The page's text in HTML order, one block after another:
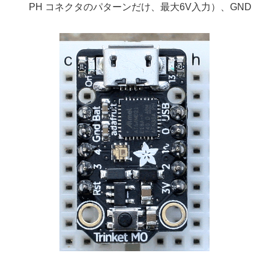
PH コネクタのパターンだけ、最大6V入力）、GND